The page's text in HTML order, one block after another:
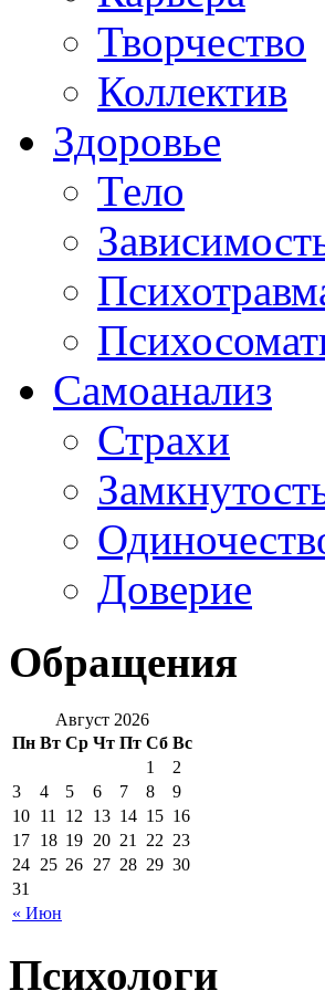
Творчество
Коллектив
Здоровье
Тело
Самоанализ
Страхи
Доверие
Обращения
Август 2026
Пн Вт Ср Чт Пт Сб Вс
« Июн
1
2
3
4 5 6 7 8
9
10 11 12 13 14 15 16
17 18 19 20 21 22 23
24 25 26 27 28 29 30
31
Психологи